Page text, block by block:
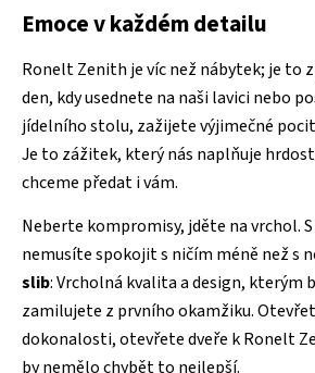
Emoce v každém detailu
Ronelt Zenith je víc než nábytek; je to
den, kdy usednete na naši lavici nebo
jídelního stolu, zažijete výjimečné
Je to zážitek, který nás naplňuje
chceme předat i vám.
Neberte kompromisy, jděte na vrchol.
nemusíte spokojit s ničím méně než s
slib: Vrcholná kvalita a design, kterým
zamilujete z prvního okamžiku.
dokonalosti, otevřete dveře k Ronelt
by nemělo chybět to nejlepší.